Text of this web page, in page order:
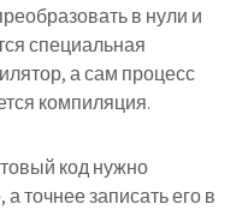
в нули и
специальная
а сам процесс
компиляция.
код нужно
точнее записать его в